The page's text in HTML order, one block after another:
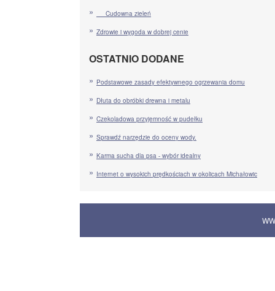
Cudowna zieleń
Zdrowie i wygoda w dobrej cenie
OSTATNIO DODANE
Podstawowe zasady efektywnego ogrzewania domu
Dłuta do obróbki drewna i metalu
Czekoladowa przyjemność w pudełku
Sprawdź narzędzie do oceny wody.
Karma sucha dla psa - wybór idealny
Internet o wysokich prędkościach w okolicach Michałowic